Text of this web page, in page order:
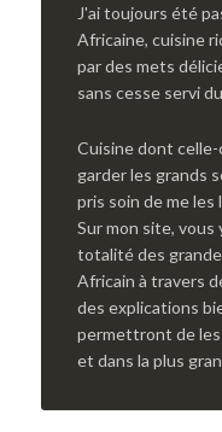
J'ai toujours été
Africaine, cuisine
par des mets
sans cesse servi
Cuisine dont
garder les grands
pris soin de me les
Sur mon site, vous
totalité des
Africain à travers
des explications
permettront de les
et dans la plus